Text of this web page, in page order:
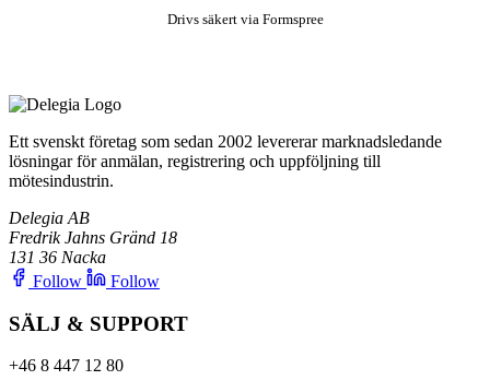
Drivs säkert via Formspree
Ett svenskt företag som sedan 2002 levererar marknadsledande
lösningar för anmälan, registrering och uppföljning till
mötesindustrin.
Delegia AB
Fredrik Jahns Gränd 18
131 36 Nacka
Follow
Follow
SÄLJ & SUPPORT
+46 8 447 12 80